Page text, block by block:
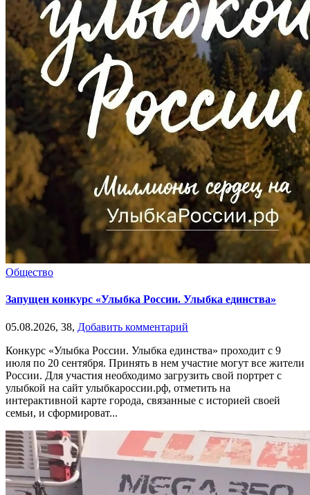
Общество
Запущен конкурс «Улыбка России. Улыбка единства»
05.08.2026, 38, Добавить комментарий
Конкурс «Улыбка России. Улыбка единства» проходит с 9
июля по 20 сентября. Принять в нем участие могут все жители
России. Для участия необходимо загрузить свой портрет с
улыбкой на сайт улыбкароссии.рф, отметить на
интерактивной карте города, связанные с историей своей
семьи, и сформироват...